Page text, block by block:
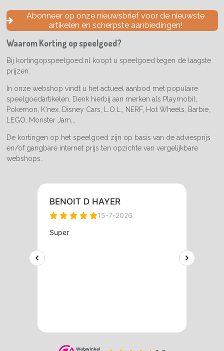
e
o
k
t
a
g
a
m
T
o
k
Abonneer op onze nieuwsbrief voor de nieuwste
artikelen en scherpste aanbiedingen!
Waarom Korting op speelgoed?
Bij kortingopspeelgoed.nl koopt u speelgoed tegen de laagste
prijzen.
In onze webshop vindt u het actueel aanbod met populaire
speelgoedartikelen. Denk hierbij aan merken als Playmobil,
Pokemon, K'nex, Disney Cars, L.O.L., NERF, Hot Wheels, Barbie,
LEGO, Monster Jam...
De kortingen op het speelgoed zijn op basis van de adviesprijs
en/of gangbare internet prijs ten opzichte van vergelijkbare
webshops.